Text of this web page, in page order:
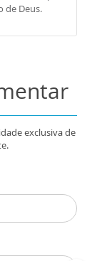
de Deus.
exclusiva de